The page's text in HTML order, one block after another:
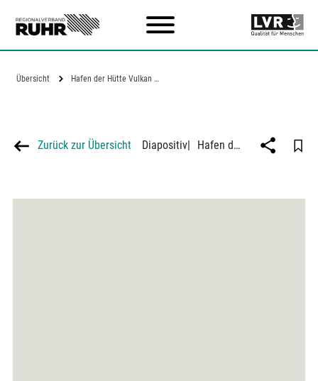
Übersicht Hafen der Hütte Vulkan in…
Zurück zur Übersicht Diapositiv| Hafen der Hütte Vulkan in Duisburg-Hochfeld